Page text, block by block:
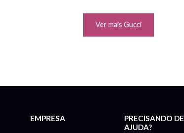
Ver mais Gucci
EMPRESA
PRECISANDO DE
AJUDA?